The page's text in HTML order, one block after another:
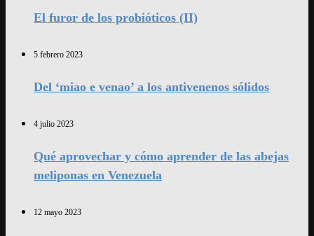
El furor de los probióticos (II)
5 febrero 2023
Del ‘miao e venao’ a los antivenenos sólidos
4 julio 2023
Qué aprovechar y cómo aprender de las abejas
meliponas en Venezuela
12 mayo 2023